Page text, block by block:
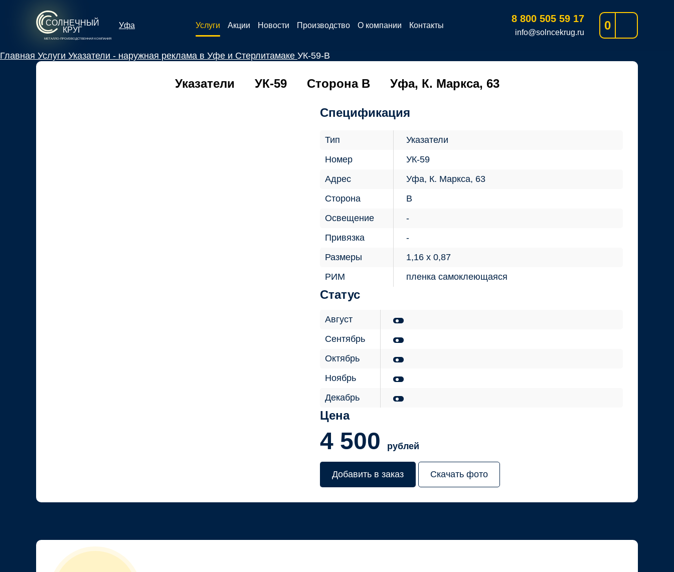
СОЛНЕЧНЫЙ
КРУГ
МЕТАЛЛО-ПРОИЗВОДСТВЕННАЯ КОМПАНИЯ
Уфа Услуги Акции Новости Производство О компании Контакты
8 800 505 59 17
info@solncekrug.ru
0
Главная Услуги Указатели - наружная реклама в Уфе и Стерлитамаке УК-59-В
Указатели УК-59 Сторона В Уфа, К. Маркса, 63
Спецификация
Тип
Указатели
Номер
УК-59
Адрес
Уфа, К. Маркса, 63
Сторона
В
Освещение
Привязка
Размеры
1,16 х 0,87
РИМ
пленка самоклеющаяся
Статус
Август
Сентябрь
Октябрь
Ноябрь
Декабрь
Цена
4 500 рублей
Добавить в заказ Скачать фото